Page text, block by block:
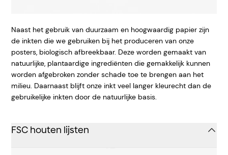
Naast het gebruik van duurzaam en hoogwaardig papier zijn
de inkten die we gebruiken bij het produceren van onze
posters, biologisch afbreekbaar. Deze worden gemaakt van
natuurlijke, plantaardige ingrediënten die gemakkelijk kunnen
worden afgebroken zonder schade toe te brengen aan het
milieu. Daarnaast blijft onze inkt veel langer kleurecht dan de
gebruikelijke inkten door de natuurlijke basis.
FSC houten lijsten